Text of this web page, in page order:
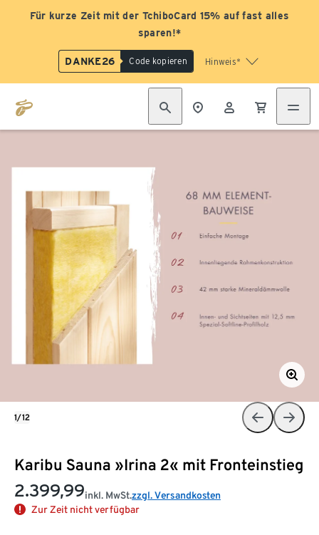
Für kurze Zeit mit der TchiboCard 15% auf fast alles
sparen!*
DANKE26 Code kopieren Hinweis*
Karibu Sauna »Irina 2« mit Fronteinstieg
2.399,99inkl. MwSt.zzgl. Versandkosten
Zur Zeit nicht verfügbar
1/12